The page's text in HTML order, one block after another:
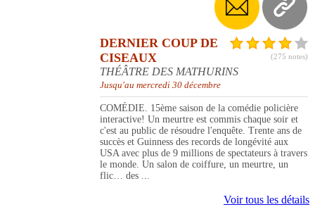
(275 notes)
DERNIER COUP DE
CISEAUX
THÉÂTRE DES MATHURINS
Jusqu'au mercredi 30 décembre
COMÉDIE. 15ème saison de la comédie policière
interactive! Un meurtre est commis chaque soir et
c'est au public de résoudre l'enquête. Trente ans de
succès et Guinness des records de longévité aux
USA avec plus de 9 millions de spectateurs à travers
le monde. Un salon de coiffure, un meurtre, un
flic… des ...
Voir tous les détails